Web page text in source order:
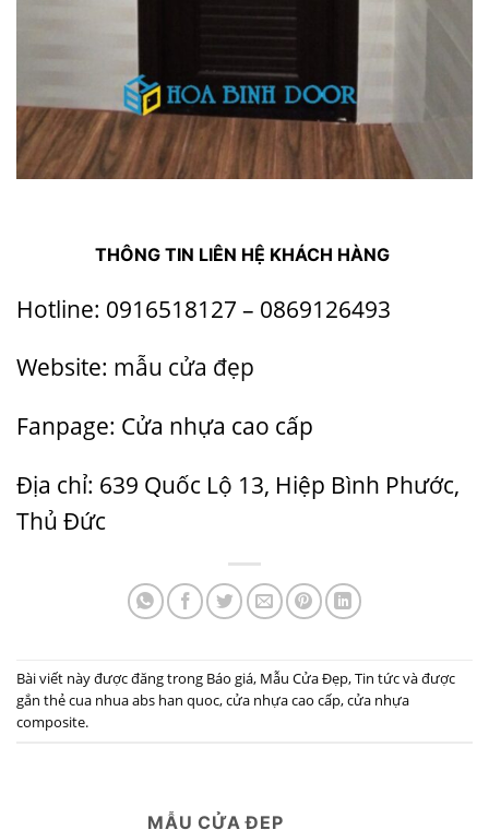
THÔNG TIN LIÊN HỆ KHÁCH HÀNG
Hotline: 0916518127 – 0869126493
Website: mẫu cửa đẹp
Fanpage: Cửa nhựa cao cấp
Địa chỉ: 639 Quốc Lộ 13, Hiệp Bình Phước,
Thủ Đức
Bài viết này được đăng trong Báo giá, Mẫu Cửa Đẹp,Tin tứcvà được
gắn thẻcua nhua abs han quoc,cửa nhựa cao cấp,cửa nhựa
composite.
MẪU CỬA ĐẸP